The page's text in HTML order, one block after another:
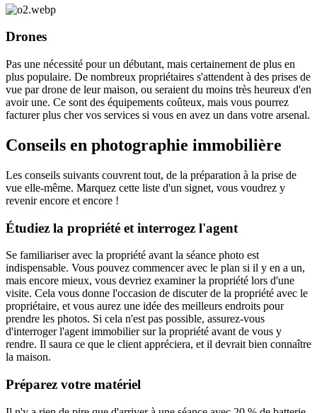
Drones
Pas une nécessité pour un débutant, mais certainement de plus en
plus populaire. De nombreux propriétaires s'attendent à des prises de
vue par drone de leur maison, ou seraient du moins très heureux d'en
avoir une. Ce sont des équipements coûteux, mais vous pourrez
facturer plus cher vos services si vous en avez un dans votre arsenal.
Conseils en photographie immobilière
Les conseils suivants couvrent tout, de la préparation à la prise de
vue elle-même. Marquez cette liste d'un signet, vous voudrez y
revenir encore et encore !
Étudiez la propriété et interrogez l'agent
Se familiariser avec la propriété avant la séance photo est
indispensable. Vous pouvez commencer avec le plan si il y en a un,
mais encore mieux, vous devriez examiner la propriété lors d'une
visite. Cela vous donne l'occasion de discuter de la propriété avec le
propriétaire, et vous aurez une idée des meilleurs endroits pour
prendre les photos. Si cela n'est pas possible, assurez-vous
d'interroger l'agent immobilier sur la propriété avant de vous y
rendre. Il saura ce que le client appréciera, et il devrait bien connaître
la maison.
Préparez votre matériel